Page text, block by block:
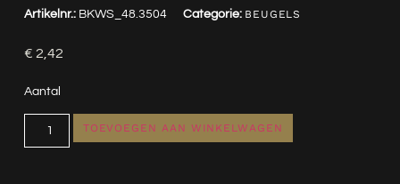
Artikelnr.: BKWS_48.3504 Categorie: BEUGELS
€ 2,42
Aantal
TOEVOEGEN AAN WINKELWAGEN